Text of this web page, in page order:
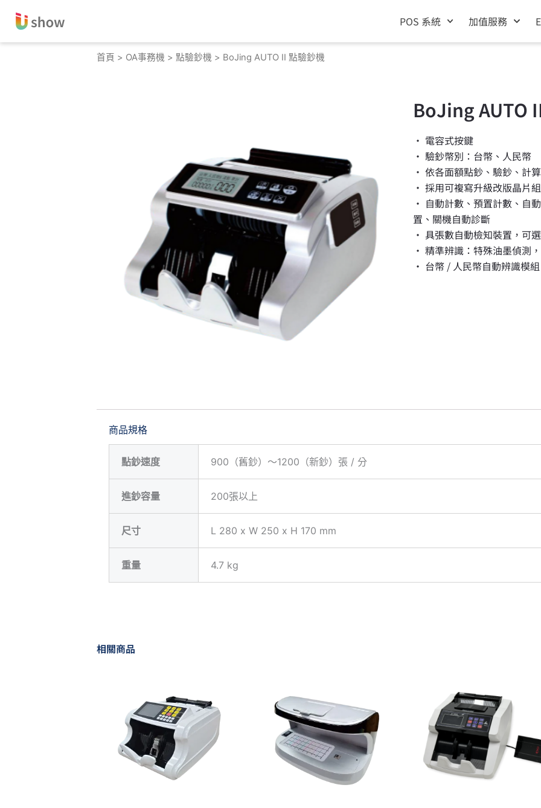
POS 系統 加值服務
首頁 > OA事務機 > 點驗鈔機 > BoJing AUTO II 點驗鈔機
BoJing AUTO
• 電容式按鍵
• 驗鈔幣別：台幣、人民幣
• 依各面額點鈔、驗鈔、計
• 採用可複寫升級改版晶片
• 自動計數、預置計數、自
置、關機自動診斷
• 具張數自動檢知裝置，可
• 精準辨識：特殊油墨偵測
• 台幣 / 人民幣自動辨識模
商品規格
點鈔速度 900（舊鈔）～1200（新鈔）張 / 分
進鈔容量 200張以上
尺寸 L 280 x W 250 x H 170 mm
重量 4.7 kg
相關商品